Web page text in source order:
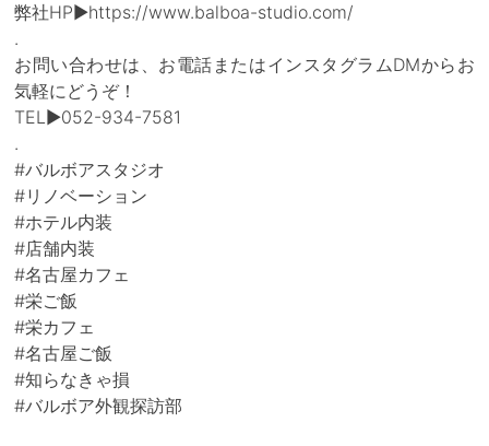
弊社HP▶https://www.balboa-studio.com/
.
お問い合わせは、お電話またはインスタグラムDMからお
気軽にどうぞ！
TEL▶052-934-7581
.
#バルボアスタジオ
#リノベーション
#ホテル内装
#店舗内装
#名古屋カフェ
#栄ご飯
#栄カフェ
#名古屋ご飯
#知らなきゃ損
#バルボア外観探訪部